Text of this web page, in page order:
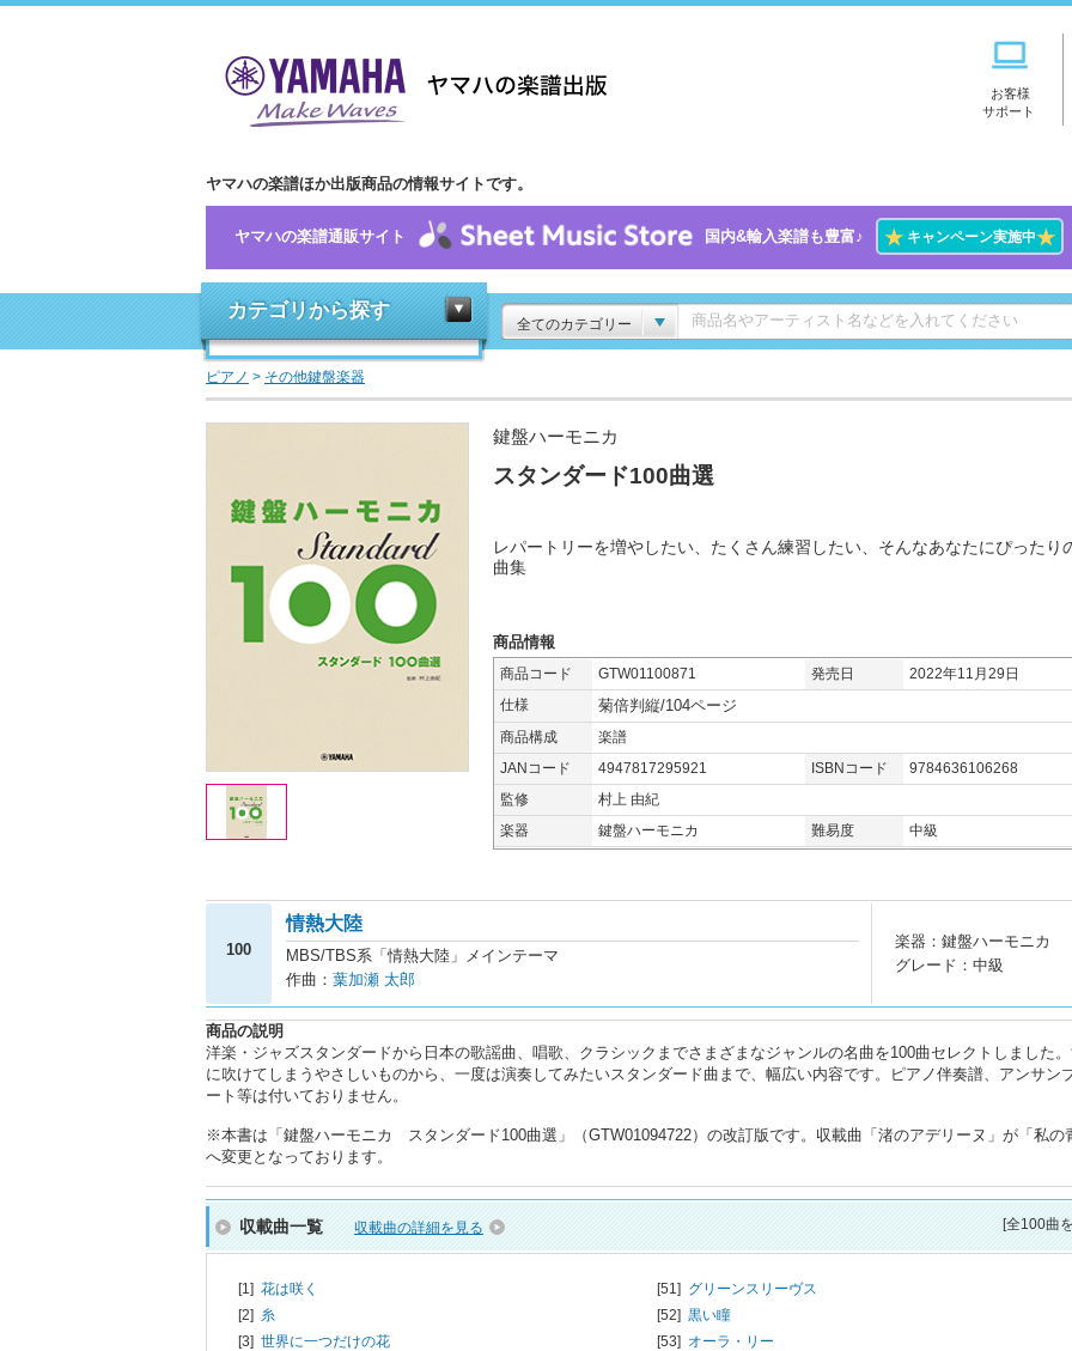
お客様
サポート
ヤマハの楽譜ほか出版商品の情報サイトです。
ヤマハの楽譜通販サイト 国内&輸入楽譜も豊富♪ ★キャンペーン実施中★
カテゴリから探す
全てのカテゴリー
ピアノ > その他鍵盤楽器
鍵盤ハーモニカ
スタンダード100曲選
レパートリーを増やしたい、たくさん練習したい、そんなあなたにぴったり
曲集
商品情報
商品コード GTW01100871 発売日
2022年11月29日
仕様
菊倍判縦/104ページ
商品構成
楽譜
JANコード
4947817295921 ISBNコード
9784636106268
監修
村上 由紀
楽器
鍵盤ハーモニカ 難易度 中級
100
情熱大陸
MBS/TBS系「情熱大陸」メインテーマ
作曲： 葉加瀬 太郎
楽器：鍵盤ハーモニカ
グレード：中級
商品の説明
洋楽・ジャズスタンダードから日本の歌謡曲、唱歌、クラシックまでさまざまなジャンルの名曲を100曲セレクトしました
に吹けてしまうやさしいものから、一度は演奏してみたいスタンダード曲まで、幅広い内容です。ピアノ伴奏譜、アンサン
ート等は付いておりません。
※本書は「鍵盤ハーモニカ スタンダード100曲選」（GTW01094722）の改訂版です。収載曲「渚のアデリーヌ」が「私の
へ変更となっております。
収載曲一覧 収載曲の詳細を見る [全100曲
[1] 花は咲く
[2] 糸
[3] 世界に一つだけの花
[51] グリーンスリーヴス
[52] 黒い瞳
[53] オーラ・リー